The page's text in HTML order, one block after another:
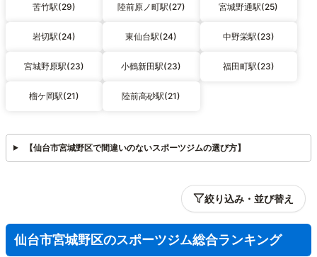
苦竹駅(29) 陸前原ノ町駅(27) 宮城野通駅(25)
岩切駅(24) 東仙台駅(24) 中野栄駅(23)
宮城野原駅(23) 小鶴新田駅(23) 福田町駅(23)
榴ケ岡駅(21) 陸前高砂駅(21)
【仙台市宮城野区で間違いのないスポーツジムの選び方】
絞り込み・並び替え
仙台市宮城野区のスポーツジム総合ランキング